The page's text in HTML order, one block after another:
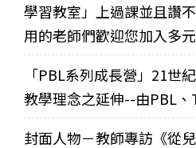
學習教室」上過課並且讚
用的老師們歡迎您加入多
「PBL系列成長營」21世
教學理念之延伸--由PBL
封面人物－教師專訪《從